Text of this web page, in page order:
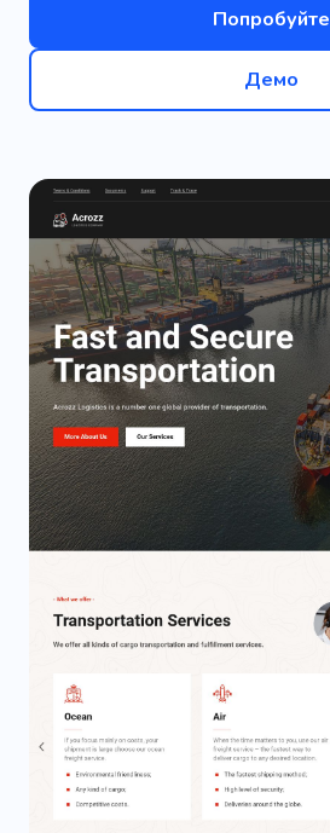
Попробуйте
Демо